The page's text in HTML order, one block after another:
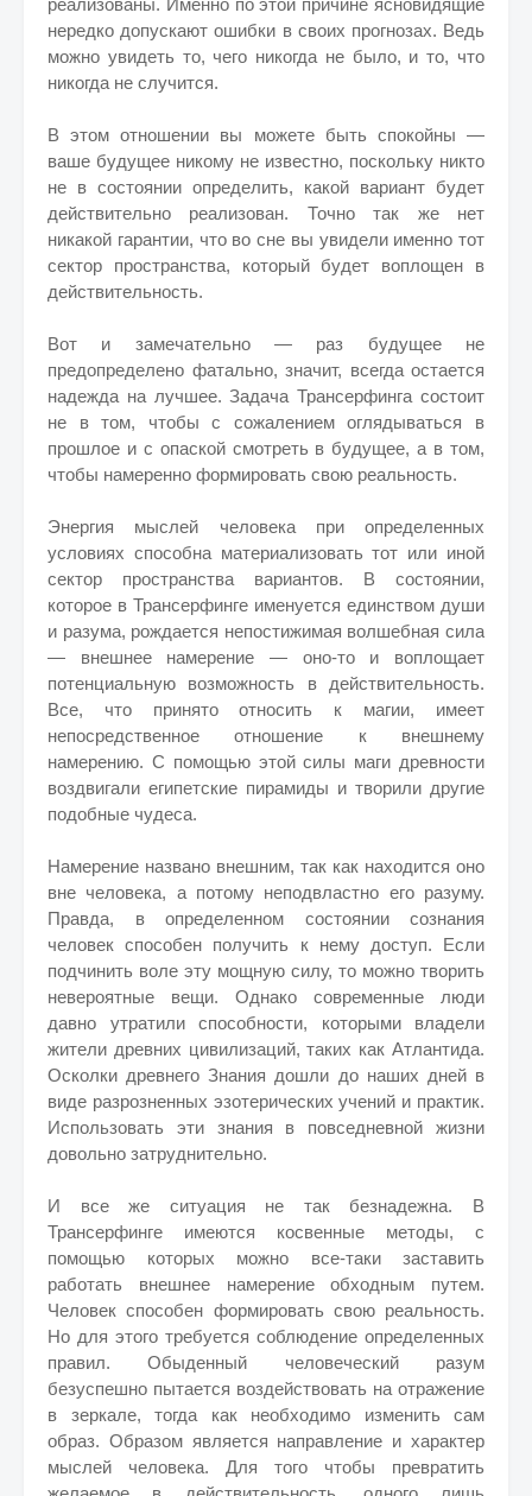
реализованы. Именно по этой причине ясновидящие
нередко допускают ошибки в своих прогнозах. Ведь
можно увидеть то, чего никогда не было, и то, что
никогда не случится.
В этом отношении вы можете быть спокойны —
ваше будущее никому не известно, поскольку никто
не в состоянии определить, какой вариант будет
действительно реализован. Точно так же нет
никакой гарантии, что во сне вы увидели именно тот
сектор пространства, который будет воплощен в
действительность.
Вот и замечательно — раз будущее не
предопределено фатально, значит, всегда остается
надежда на лучшее. Задача Трансерфинга состоит
не в том, чтобы с сожалением оглядываться в
прошлое и с опаской смотреть в будущее, а в том,
чтобы намеренно формировать свою реальность.
Энергия мыслей человека при определенных
условиях способна материализовать тот или иной
сектор пространства вариантов. В состоянии,
которое в Трансерфинге именуется единством души
и разума, рождается непостижимая волшебная сила
— внешнее намерение — оно-то и воплощает
потенциальную возможность в действительность.
Все, что принято относить к магии, имеет
непосредственное отношение к внешнему
намерению. С помощью этой силы маги древности
воздвигали египетские пирамиды и творили другие
подобные чудеса.
Намерение названо внешним, так как находится оно
вне человека, а потому неподвластно его разуму.
Правда, в определенном состоянии сознания
человек способен получить к нему доступ. Если
подчинить воле эту мощную силу, то можно творить
невероятные вещи. Однако современные люди
давно утратили способности, которыми владели
жители древних цивилизаций, таких как Атлантида.
Осколки древнего Знания дошли до наших дней в
виде разрозненных эзотерических учений и практик.
Использовать эти знания в повседневной жизни
довольно затруднительно.
И все же ситуация не так безнадежна. В
Трансерфинге имеются косвенные методы, с
помощью которых можно все-таки заставить
работать внешнее намерение обходным путем.
Человек способен формировать свою реальность.
Но для этого требуется соблюдение определенных
правил. Обыденный человеческий разум
безуспешно пытается воздействовать на отражение
в зеркале, тогда как необходимо изменить сам
образ. Образом является направление и характер
мыслей человека. Для того чтобы превратить